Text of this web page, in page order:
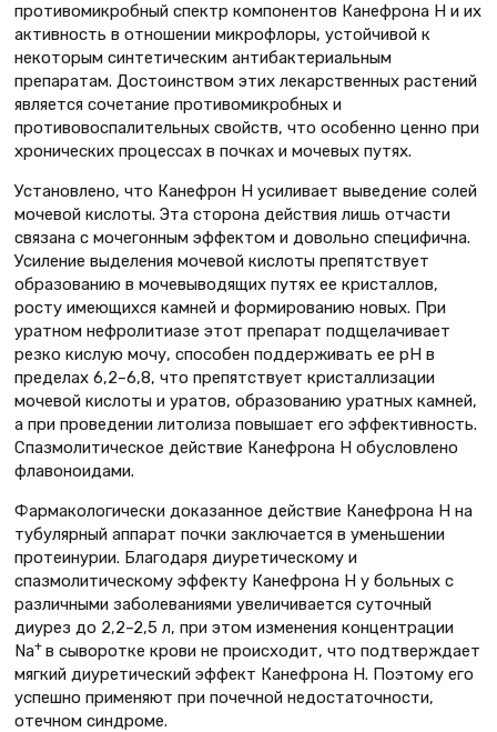
противомикробный спектр компонентов Канефрона Н и их
активность в отношении микрофлоры, устойчивой к
некоторым синтетическим антибактериальным
препаратам. Достоинством этих лекарственных растений
является сочетание противомикробных и
противовоспалительных свойств, что особенно ценно при
хронических процессах в почках и мочевых путях.
Установлено, что Канефрон Н усиливает выведение солей
мочевой кислоты. Эта сторона действия лишь отчасти
связана с мочегонным эффектом и довольно специфична.
Усиление выделения мочевой кислоты препятствует
образованию в мочевыводящих путях ее кристаллов,
росту имеющихся камней и формированию новых. При
уратном нефролитиазе этот препарат подщелачивает
резко кислую мочу, способен поддерживать ее рН в
пределах 6,2–6,8, что препятствует кристаллизации
мочевой кислоты и уратов, образованию уратных камней,
а при проведении литолиза повышает его эффективность.
Спазмолитическое действие Канефрона Н обусловлено
флавоноидами.
Фармакологически доказанное действие Канефрона Н на
тубулярный аппарат почки заключается в уменьшении
протеинурии. Благодаря диуретическому и
спазмолитическому эффекту Канефрона Н у больных с
различными заболеваниями увеличивается суточный
диурез до 2,2–2,5 л, при этом изменения концентрации
Na+ в сыворотке крови не происходит, что подтверждает
мягкий диуретический эффект Канефрона Н. Поэтому его
успешно применяют при почечной недостаточности,
отечном синдроме.